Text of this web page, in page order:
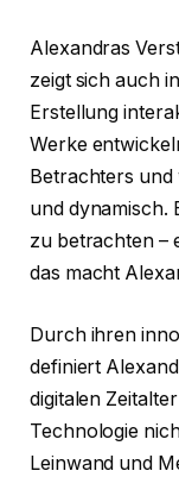
Alexandras
zeigt sich auch
Erstellung
Werke
Betrachters
und dynamisch.
zu betrachten –
das macht
Durch ihren
definiert
digitalen
Technologie
Leinwand und